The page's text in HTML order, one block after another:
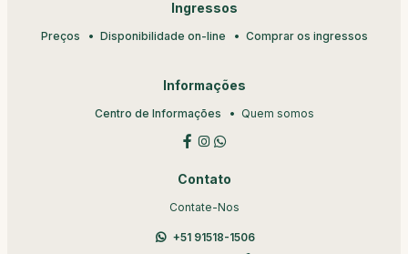
Ingressos
Preços Disponibilidade on-line Comprar os ingressos
Informações
Centro de Informações Quem somos
Contato
Contate-Nos
+51 91518-1506